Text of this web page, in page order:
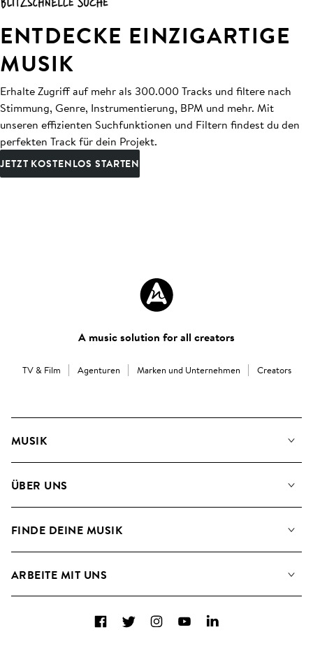
ENTDECKE EINZIGARTIGE
MUSIK
Erhalte Zugriff auf mehr als 300.000 Tracks und filtere nach
Stimmung, Genre, Instrumentierung, BPM und mehr. Mit
unseren effizienten Suchfunktionen und Filtern findest du den
perfekten Track für dein Projekt.
JETZT KOSTENLOS STARTEN
A music solution for all creators
TV & Film Agenturen Marken und Unternehmen Creators
MUSIK
Suche
ÜBER UNS
Blog
FINDE DEINE MUSIK
Kontakt
ARBEITE MIT UNS
A&R - Demo-Einsendungen
FacebookTwitterInstagramYouTubeLinkedIn